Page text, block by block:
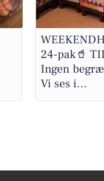
24-pak🥤
Ingen
Vi ses i...